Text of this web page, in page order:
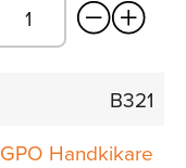
B321
GPO Handkikare